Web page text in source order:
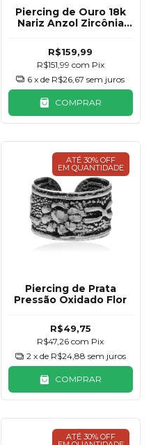
Piercing de Ouro 18k
Nariz Anzol Zircônia
R$159,99
R$151,99 com Pix
6 x de R$26,67 sem juros
COMPRAR
ATÉ 30% OFF
EM QUANTIDADE
Piercing de Prata
Pressão Oxidado Flor
R$49,75
R$47,26com Pix
2 x de R$24,88 sem juros
COMPRAR
ATÉ 30% OFF